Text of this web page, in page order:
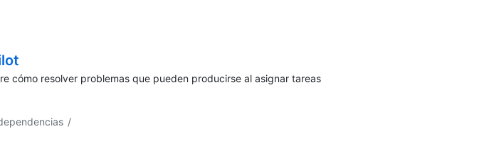
cómo resolver problemas que pueden producirse al asignar tareas
/